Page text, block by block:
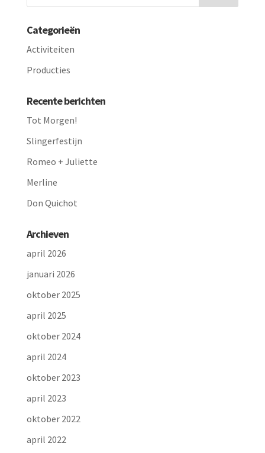
Categorieën
Activiteiten
Producties
Recente berichten
Tot Morgen!
Slingerfestijn
Romeo + Juliette
Merline
Don Quichot
Archieven
april 2026
januari 2026
oktober 2025
april 2025
oktober 2024
april 2024
oktober 2023
april 2023
oktober 2022
april 2022